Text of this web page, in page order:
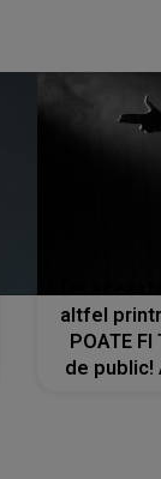
altfel
POATE FI
de public!